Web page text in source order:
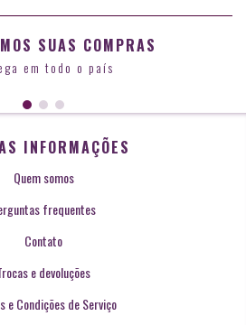
SUAS COMPRAS
em todo o país
INFORMAÇÕES
Quem somos
frequentes
Contato
e devoluções
e Condições de Serviço